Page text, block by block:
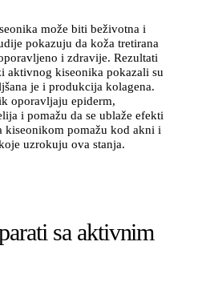
može biti beživotna i
pokazuju da koža tretirana
i zdravije. Rezultati
aktivnog kiseonika pokazali su
je i produkcija kolagena.
oporavljaju epiderm,
i pomažu da se ublaže efekti
kiseonikom pomažu kod akni i
uzrokuju ova stanja.
sa aktivnim